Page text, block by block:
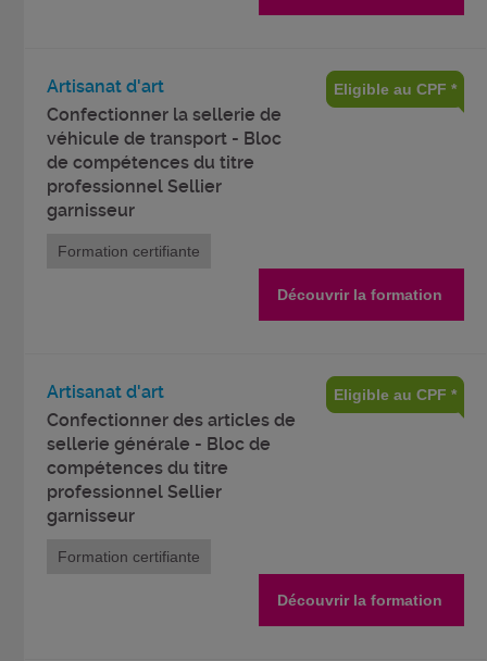
Artisanat d'art
Confectionner la sellerie de
véhicule de transport - Bloc
de compétences du titre
professionnel Sellier
garnisseur
Eligible au CPF *
Formation certifiante
Découvrir la formation
Artisanat d'art
Confectionner des articles de
sellerie générale - Bloc de
compétences du titre
professionnel Sellier
garnisseur
Eligible au CPF *
Formation certifiante
Découvrir la formation